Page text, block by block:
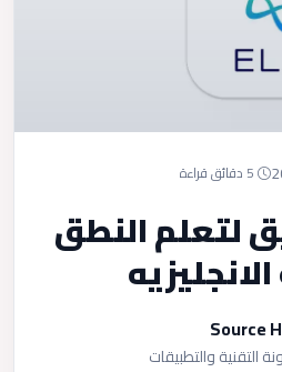
لتعلم النطق
Source
التقنية والتطبيقات